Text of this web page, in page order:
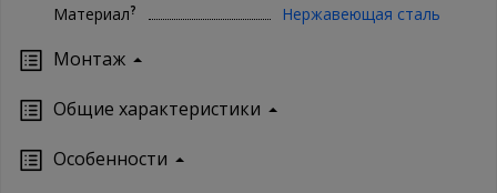
Материал? Нержавеющая сталь
Монтаж
Oбщие характеристики
Особенности